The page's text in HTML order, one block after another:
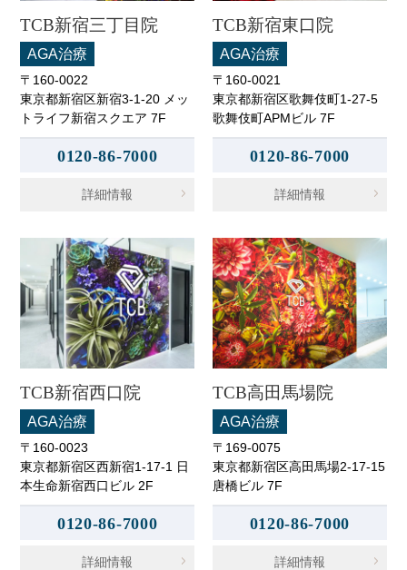
TCB新宿三丁目院
AGA治療
〒160-0022
東京都新宿区新宿3-1-20 メッ
トライフ新宿スクエア 7F
0120-86-7000
詳細情報
TCB新宿東口院
AGA治療
〒160-0021
東京都新宿区歌舞伎町1-27-5
歌舞伎町APMビル 7F
0120-86-7000
詳細情報
TCB新宿西口院
AGA治療
〒160-0023
東京都新宿区西新宿1-17-1 日
本生命新宿西口ビル 2F
0120-86-7000
詳細情報
TCB高田馬場院
AGA治療
〒169-0075
東京都新宿区高田馬場2-17-15
唐橋ビル 7F
0120-86-7000
詳細情報